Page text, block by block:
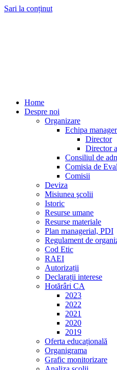
Sari la conținut
Home
Despre noi
Organizare
Echipa
Director
Director
Consiliul de
Comisia de
Comisii
Deviza
Misiunea şcolii
Istoric
Resurse umane
Resurse materiale
Plan managerial, PDI
Regulament de
Cod Etic
RAEI
Autorizații
Declarații interese
Hotărâri CA
2023
2022
2021
2020
2019
Oferta educațională
Organigrama
Grafic monitorizare